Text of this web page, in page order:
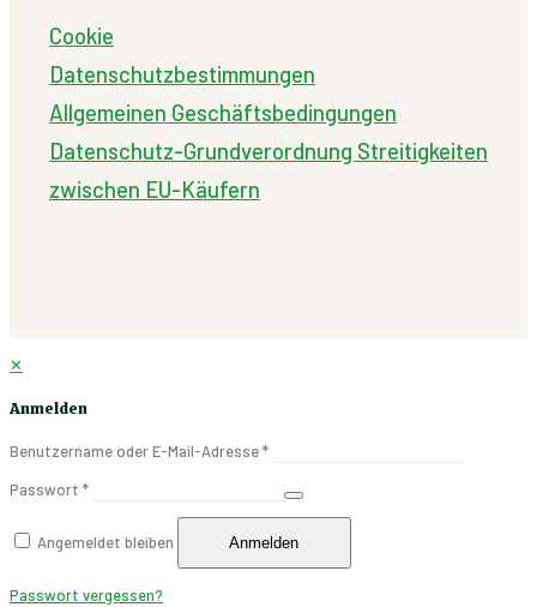
Cookie
Datenschutzbestimmungen
Allgemeinen Geschäftsbedingungen
Datenschutz-Grundverordnung Streitigkeiten
zwischen EU-Käufern
✕
Anmelden
Benutzername oder E-Mail-Adresse*
Passwort *
Angemeldet bleiben Anmelden
Passwort vergessen?